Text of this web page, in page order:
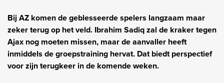
Bij AZ komen de geblesseerde spelers langzaam maar
zeker terug op het veld. Ibrahim Sadiq zal de kraker tegen
Ajax nog moeten missen, maar de aanvaller heeft
inmiddels de groepstraining hervat. Dat biedt perspectief
voor zijn terugkeer in de komende weken.